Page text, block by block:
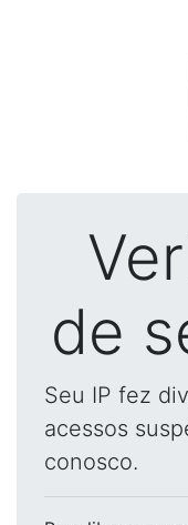
de
Seu IP fez
acessos
conosco.